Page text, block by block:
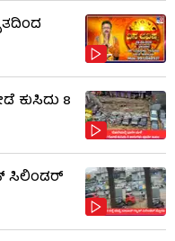
ಕುಸಿದು 8
ಸಿಲಿಂಡರ್